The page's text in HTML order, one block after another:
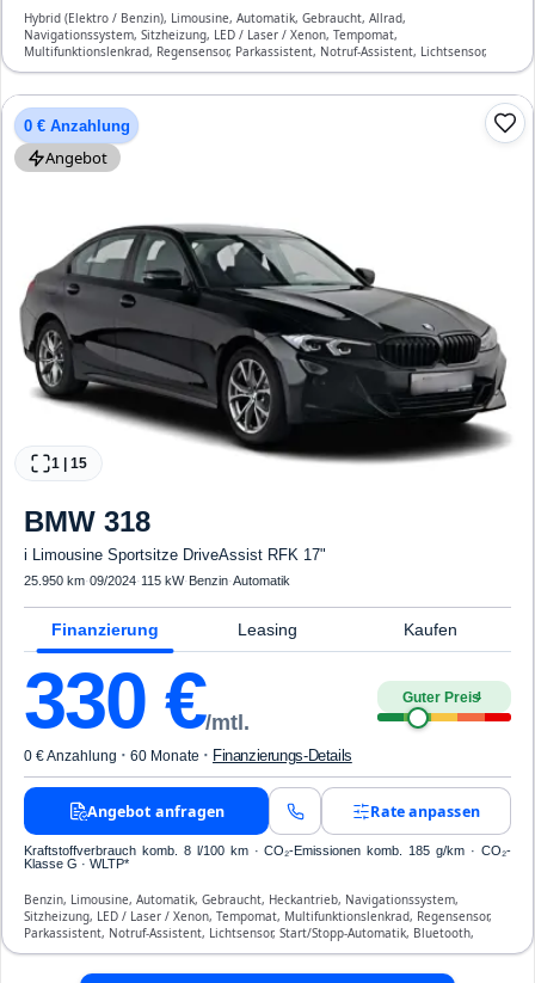
Hybrid (Elektro / Benzin), Limousine, Automatik, Gebraucht, Allrad,
Navigationssystem, Sitzheizung, LED / Laser / Xenon, Tempomat,
Multifunktionslenkrad, Regensensor, Parkassistent, Notruf-Assistent, Lichtsensor,
Start/Stopp-Automatik, Bluetooth, Freisprecheinrichtung, Verkehrszeichen-
0 € Anzahlung
Angebot
1 15
BMW 318
i Limousine Sportsitze DriveAssist RFK 17"
25.950 km·09/2024· 115 kW· Benzin·Automatik
Finanzierung Leasing Kaufen
330 €/mtl.
Guter Preis4
0 € Anzahlung · 60 Monate · Finanzierungs-Details
Angebot anfragen Rate anpassen
Kraftstoffverbrauch komb. 8 l/100 km · CO₂-Emissionen komb. 185 g/km · CO₂-
Klasse G · WLTP*
Benzin, Limousine, Automatik, Gebraucht, Heckantrieb, Navigationssystem,
Sitzheizung, LED / Laser / Xenon, Tempomat, Multifunktionslenkrad, Regensensor,
Parkassistent, Notruf-Assistent, Lichtsensor, Start/Stopp-Automatik, Bluetooth,
Freisprecheinrichtung, Verkehrszeichen-Erkennung, ESP, ABS, Klimaanlage, Front-